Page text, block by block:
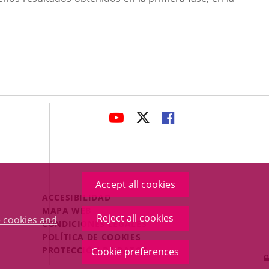
cookies and
Accept all cookies
Reject all cookies
Cookie preferences
LINK
APPLICATION.
LINK
APPLICATION.
LINK
APPLICATION.
Menú
Legal
Footer
ACCESIBILIDAD
MAPA WEB
CONDICIONES LEGALES
POLÍTICA DE COOKIES
PROTECCIÓN DE DATOS